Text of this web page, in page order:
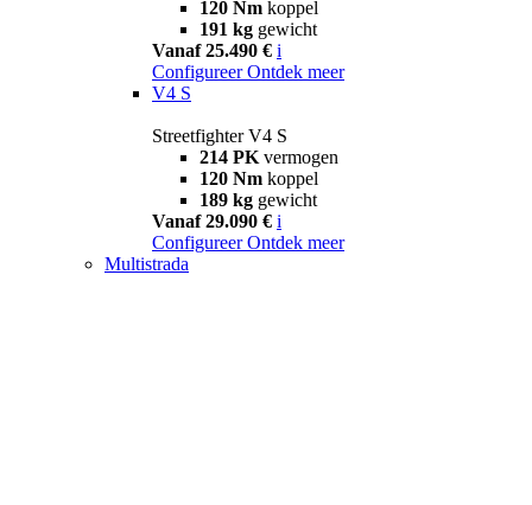
120 Nm koppel
191 kg gewicht
Vanaf 25.490 € i
Configureer Ontdek meer
V4 S
Streetfighter V4 S
214 PK vermogen
120 Nm koppel
189 kg gewicht
Vanaf 29.090 € i
Configureer Ontdek meer
Multistrada